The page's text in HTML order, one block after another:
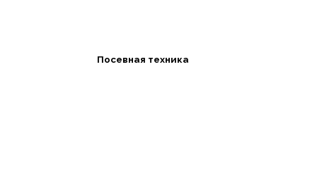
Посевная техника